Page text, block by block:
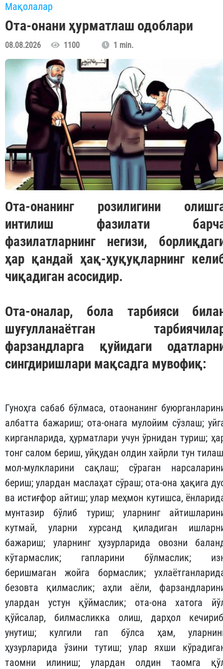
Мақолалар
Ота-онани ҳурматлаш одоблари
08.08.2026 1100 1 min.
Ота-онанинг розилигини
интилиш фазилати
фазилатларнинг негизи,
ҳар қандай ҳақ-ҳуқуқларнинг
чиқадиган асосидир.
Ота-оналар, бола тарбияси
шуғулланаётган
фарзандларга қуйидаги
сингдиришлари мақсадга мувофиқ:
Гуноҳга сабаб бўлмаса, отаонанинг
албатта бажариш; ота-онага мулойим сўзлаш;
кирганларида, ҳурматлари учун ўрнидан туриш;
тонг салом бериш, уйқудан олдин хайрли тун
мол-мулкларини сақлаш; сўраган
бериш; улардан маслаҳат сўраш; ота-она ҳақига
ва истиғфор айтиш; улар меҳмон кутишса,
мунтазир бўлиб туриш; уларнинг
кутмай, уларни хурсанд қиладиган
бажариш; уларнинг ҳузурларида овозни
кўтармаслик; гапларини бўлмаслик;
беришмаган жойга бормаслик;
безовта қилмаслик; аҳли аёли,
улардан устун қўймаслик; ота-она хатога
қўйсалар, билмасликка олиш, дарҳол
унутиш; кулгили гап бўлса ҳам,
ҳузурларида ўзини тутиш; улар яхши
таомни илиниш; улардан олдин таомга